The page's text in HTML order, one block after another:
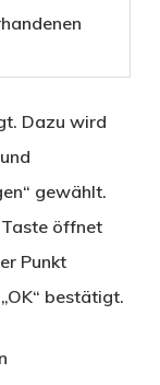
Dazu wird
gewählt.
Taste öffnet
Punkt
bestätigt.